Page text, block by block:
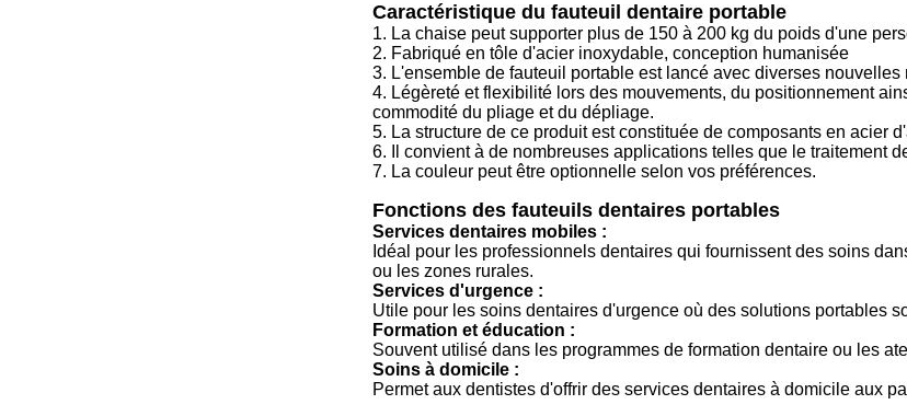
Caractéristique du fauteuil dentaire portable
1. La chaise peut supporter plus de 150 à 200 kg du poids d'une
2. Fabriqué en tôle d'acier inoxydable, conception humanisée
3. L'ensemble de fauteuil portable est lancé avec diverses
4. Légèreté et flexibilité lors des mouvements, du positionnement
commodité du pliage et du dépliage.
5. La structure de ce produit est constituée de composants en acier
6. Il convient à de nombreuses applications telles que le traitement
7. La couleur peut être optionnelle selon vos préférences.
Fonctions des fauteuils dentaires portables
Services dentaires mobiles :
Idéal pour les professionnels dentaires qui fournissent des soins
ou les zones rurales.
Services d'urgence :
Utile pour les soins dentaires d'urgence où des solutions portables
Formation et éducation :
Souvent utilisé dans les programmes de formation dentaire ou les
Soins à domicile :
Permet aux dentistes d'offrir des services dentaires à domicile aux